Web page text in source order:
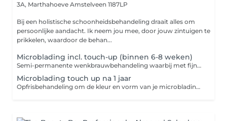
3A, Marthahoeve Amstelveen 1187LP
Bij een holistische schoonheidsbehandeling draait alles om
persoonlijke aandacht. Ik neem jou mee, door jouw zintuigen te
prikkelen, waardoor de behan...
Microblading incl. touch-up (binnen 6-8 weken)
Semi-permanente wenkbrauwbehandeling waarbij met fijne hairstrokes, een natuurlijk vollere wenkbrauw wordt gecreëerd. Inclusief een touch-up binnen 6-8 weken om het resultaat te perfectioneren en langer mooi te houden.
Microblading touch up na 1 jaar
Opfrisbehandeling om de kleur en vorm van je microblading weer strak en fris te maken. Ideaal om het resultaat na ongeveer een jaar te vernieuwen en te behouden.